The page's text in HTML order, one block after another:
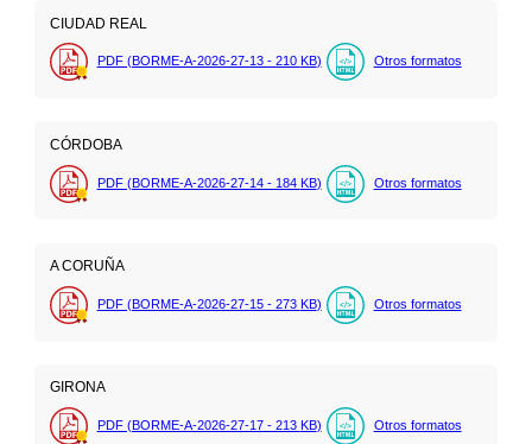
CIUDAD REAL
PDF (BORME-A-2026-27-13 - 210 KB) Otros formatos
CÓRDOBA
PDF (BORME-A-2026-27-14 - 184 KB) Otros formatos
A CORUÑA
PDF (BORME-A-2026-27-15 - 273 KB) Otros formatos
GIRONA
PDF (BORME-A-2026-27-17 - 213 KB) Otros formatos